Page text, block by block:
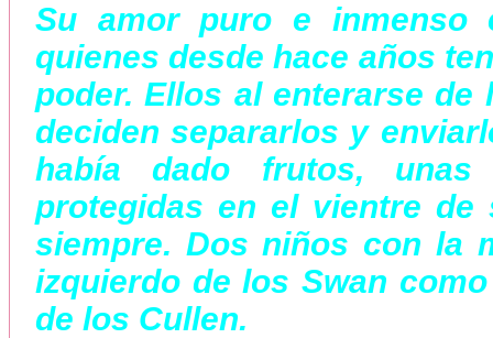
Su amor puro e inmenso
quienes desde hace años
poder. Ellos al enterarse
deciden separarlos y
había dado frutos, unas
protegidas en el vientre
siempre. Dos niños con la
izquierdo de los Swan
de los Cullen.